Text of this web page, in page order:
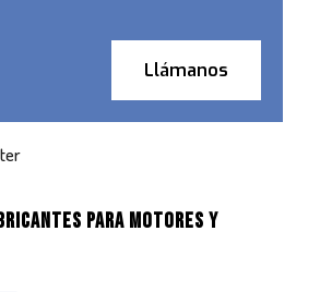
Llámanos
PARA MOTORES Y